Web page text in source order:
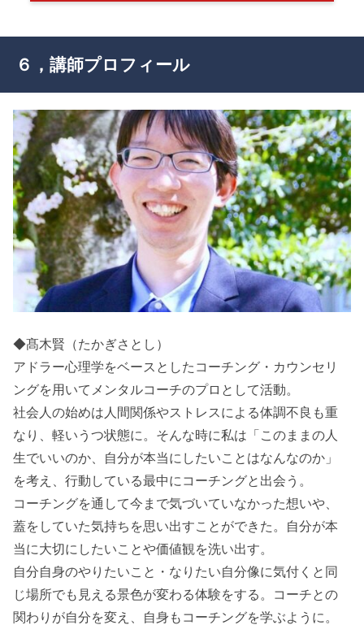
６，講師プロフィール
◆髙木賢（たかぎさとし）
アドラー心理学をベースとしたコーチング・カウンセリ
ングを用いてメンタルコーチのプロとして活動。
社会人の始めは人間関係やストレスによる体調不良も重
なり、軽いうつ状態に。そんな時に私は「このままの人
生でいいのか、自分が本当にしたいことはなんなのか」
を考え、行動している最中にコーチングと出会う。
コーチングを通して今まで気づいていなかった想いや、
蓋をしていた気持ちを思い出すことができた。自分が本
当に大切にしたいことや価値観を洗い出す。
自分自身のやりたいこと・なりたい自分像に気付くと同
じ場所でも見える景色が変わる体験をする。コーチとの
関わりが自分を変え、自身もコーチングを学ぶように。